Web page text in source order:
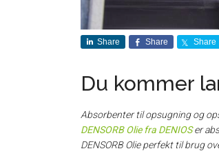
Share Share Share
Du kommer
Absorbenter til opsugning og
DENSORB Olie fra DENIOSer
DENSORB Olie perfekt til brug